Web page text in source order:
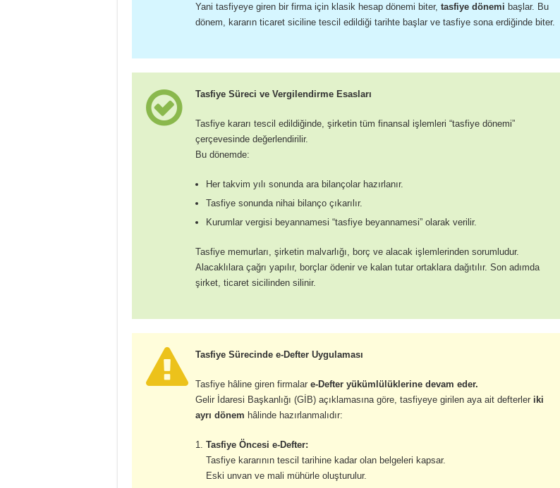
Yani tasfiyeye giren bir firma için klasik hesap dönemi biter, tasfiye dönemi başlar. Bu
dönem, kararın ticaret siciline tescil edildiği tarihte başlar ve tasfiye sona erdiğinde biter.
Tasfiye Süreci ve Vergilendirme Esasları
Tasfiye kararı tescil edildiğinde, şirketin tüm finansal işlemleri “tasfiye dönemi”
çerçevesinde değerlendirilir.
Bu dönemde:
Her takvim yılı sonunda ara bilançolar hazırlanır.
Tasfiye sonunda nihai bilanço çıkarılır.
Kurumlar vergisi beyannamesi “tasfiye beyannamesi” olarak verilir.
Tasfiye memurları, şirketin malvarlığı, borç ve alacak işlemlerinden sorumludur.
Alacaklılara çağrı yapılır, borçlar ödenir ve kalan tutar ortaklara dağıtılır. Son adımda
şirket, ticaret sicilinden silinir.
Tasfiye Sürecinde e-Defter Uygulaması
Tasfiye hâline giren firmalar e-Defter yükümlülüklerine devam eder.
Gelir İdaresi Başkanlığı (GİB) açıklamasına göre, tasfiyeye girilen aya ait defterler iki
ayrı dönem hâlinde hazırlanmalıdır:
Tasfiye Öncesi e-Defter:
Tasfiye kararının tescil tarihine kadar olan belgeleri kapsar.
Eski unvan ve mali mühürle oluşturulur.